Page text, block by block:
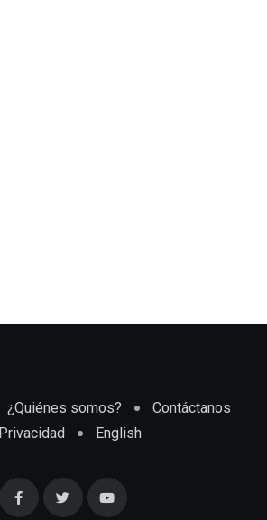
¿Quiénes somos?
Contáctanos
Privacidad
English